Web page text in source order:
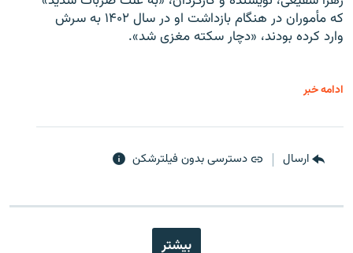
که مأموران در هنگام بازداشت او در سال ۱۴۰۲ به سرش
وارد کرده بودند، «دچار سکته مغزی شد».
ادامه خبر
ارسال دسترسی بدون فیلترشکن
بیشتر